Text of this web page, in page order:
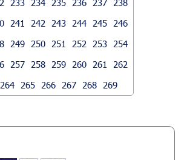
233 234 235 236 237
238
241 242 243 244 245
246
249 250 251 252 253
254
257 258 259 260 261
262
264 265 266 267 268 269